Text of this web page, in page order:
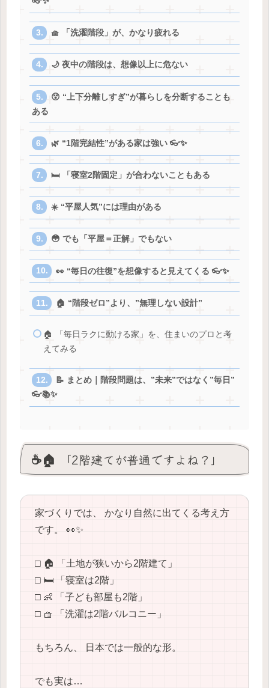
🧺 「洗濯階段」が、かなり疲れる
🌙 夜中の階段は、想像以上に危ない
😵 “上下分離しすぎ”が暮らしを分断することも
ある
🌿 “1階完結性”がある家は強い 👓✨
🛏️ 「寝室2階固定」が合わないこともある
☀️ “平屋人気”には理由がある
😳 でも「平屋＝正解」でもない
👀 “毎日の往復”を想像すると見えてくる 👓✨
🏠 “階段ゼロ”より、”無理しない設計”
🏠 「毎日ラクに動ける家」を、住まいのプロと考
えてみる
📝 まとめ｜階段問題は、”未来”ではなく”毎日”
👓📚✨
☕🏠 「2階建てが普通ですよね？」
家づくりでは、 かなり自然に出てくる考え方
です。 👀✨
□ 🏠 「土地が狭いから2階建て」
□ 🛏️ 「寝室は2階」
□ 👶 「子ども部屋も2階」
□ 🧺 「洗濯は2階バルコニー」
もちろん、 日本では一般的な形。
でも実は…